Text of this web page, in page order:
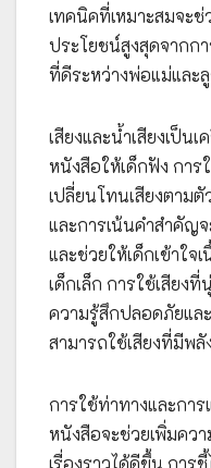
เทคนิคที่เหมาะสมจะ
ประโยชน์สูงสุดจากก
ที่ดีระหว่างพ่อแม่และ
เสียงและน้ำเสียงเป็น
หนังสือให้เด็กฟัง การ
เปลี่ยนโทนเสียงตาม
และการเน้นคำสำคัญ
และช่วยให้เด็กเข้าใจ
เด็กเล็ก การใช้เสียง
ความรู้สึกปลอดภัยแล
สามารถใช้เสียงที่มีพ
การใช้ท่าทางและกา
หนังสือจะช่วยเพิ่มคว
เรื่องราวได้ดีขึ้น กา